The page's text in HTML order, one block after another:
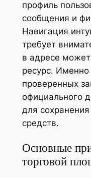
профиль
сообщения и
Навигация
требует
в адресе
ресурс. Именно
проверенных
официального
для сохранения
средств.
Основные
торговой